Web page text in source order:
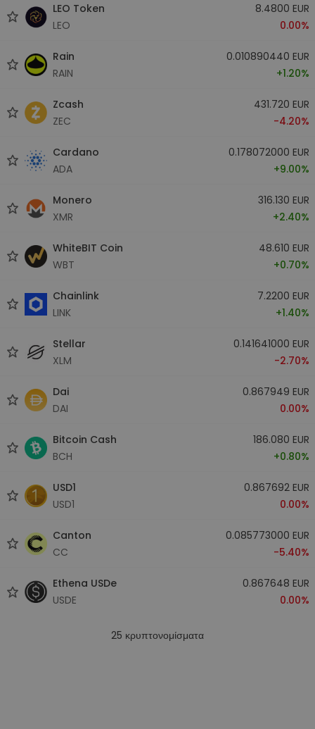
LEO Token
LEO
8.4800 EUR
0.00%
Rain
RAIN
0.010890440 EUR
+1.20%
Zcash
ZEC
431.720 EUR
-4.20%
Cardano
ADA
0.178072000 EUR
+9.00%
Monero
XMR
316.130 EUR
+2.40%
WhiteBIT Coin
WBT
48.610 EUR
+0.70%
Chainlink
LINK
7.2200 EUR
+1.40%
Stellar
XLM
0.141641000 EUR
-2.70%
Dai
DAI
0.867949 EUR
0.00%
Bitcoin Cash
BCH
186.080 EUR
+0.80%
USD1
USD1
0.867692 EUR
0.00%
Canton
CC
0.085773000 EUR
-5.40%
Ethena USDe
USDE
0.867648 EUR
0.00%
25 κρυπτονομίσματα